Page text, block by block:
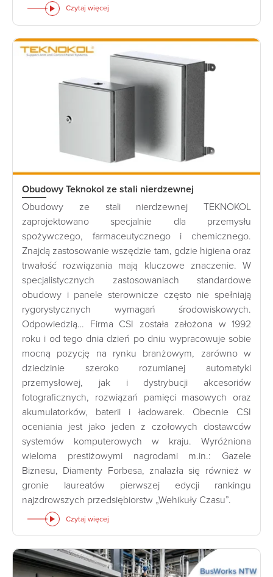
Czytaj więcej
Obudowy Teknokol ze stali nierdzewnej
Obudowy ze stali nierdzewnej TEKNOKOL
zaprojektowano specjalnie dla przemysłu
spożywczego, farmaceutycznego i chemicznego.
Znajdą zastosowanie wszędzie tam, gdzie higiena oraz
trwałość rozwiązania mają kluczowe znaczenie. W
specjalistycznych zastosowaniach standardowe
obudowy i panele sterownicze często nie spełniają
rygorystycznych wymagań środowiskowych.
Odpowiedzią… Firma CSI została założona w 1992
roku i od tego dnia dzień po dniu wypracowuje sobie
mocną pozycję na rynku branżowym, zarówno w
dziedzinie szeroko rozumianej automatyki
przemysłowej, jak i dystrybucji akcesoriów
fotograficznych, rozwiązań pamięci masowych oraz
akumulatorków, baterii i ładowarek. Obecnie CSI
oceniania jest jako jeden z czołowych dostawców
systemów komputerowych w kraju. Wyróżniona
wieloma prestiżowymi nagrodami m.in.: Gazele
Biznesu, Diamenty Forbesa, znalazła się również w
gronie laureatów pierwszej edycji rankingu
najzdrowszych przedsiębiorstw „Wehikuły Czasu”.
Czytaj więcej